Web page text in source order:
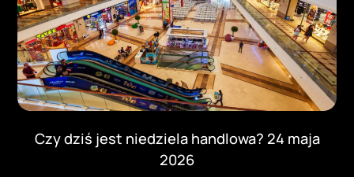
Czy dziś jest niedziela handlowa? 24 maja
2026